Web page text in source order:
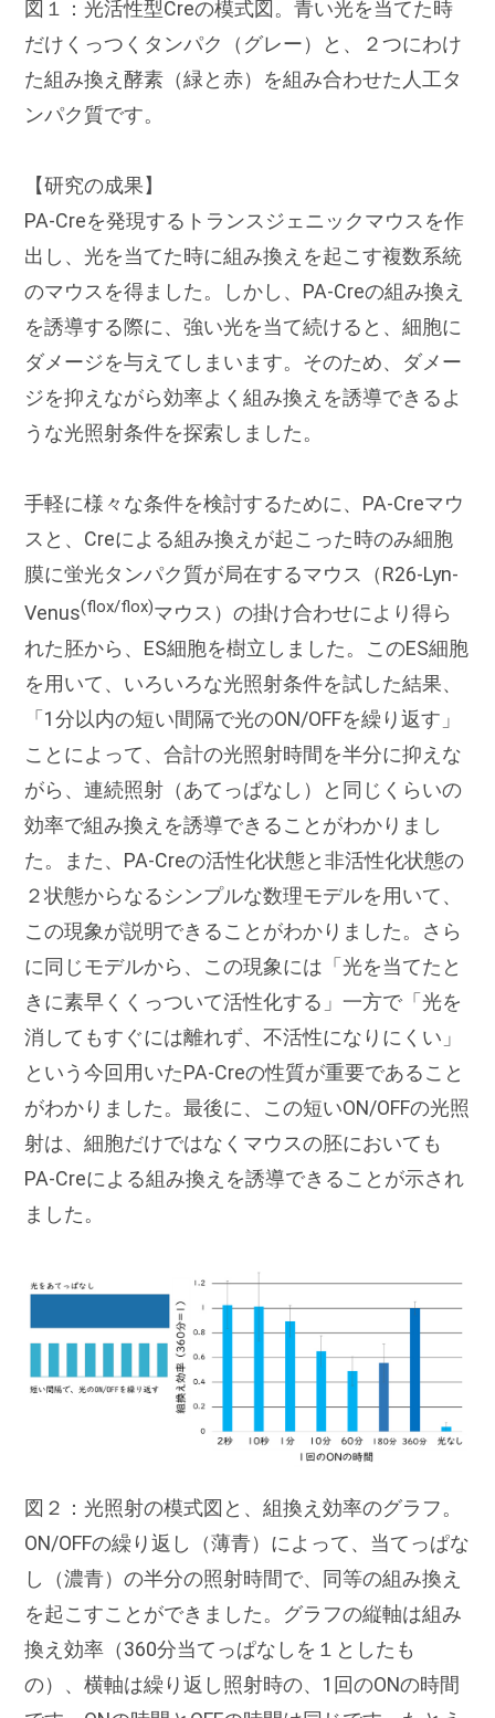
図１：光活性型Creの模式図。青い光を当てた時
だけくっつくタンパク（グレー）と、２つにわけ
た組み換え酵素（緑と赤）を組み合わせた人工タ
ンパク質です。
【研究の成果】
PA-Creを発現するトランスジェニックマウスを作
出し、光を当てた時に組み換えを起こす複数系統
のマウスを得ました。しかし、PA-Creの組み換え
を誘導する際に、強い光を当て続けると、細胞に
ダメージを与えてしまいます。そのため、ダメー
ジを抑えながら効率よく組み換えを誘導できるよ
うな光照射条件を探索しました。
手軽に様々な条件を検討するために、PA-Creマウ
スと、Creによる組み換えが起こった時のみ細胞
膜に蛍光タンパク質が局在するマウス（R26-Lyn-
Venus(flox/flox)マウス）の掛け合わせにより得ら
れた胚から、ES細胞を樹立しました。このES細胞
を用いて、いろいろな光照射条件を試した結果、
「1分以内の短い間隔で光のON/OFFを繰り返す」
ことによって、合計の光照射時間を半分に抑えな
がら、連続照射（あてっぱなし）と同じくらいの
効率で組み換えを誘導できることがわかりまし
た。また、PA-Creの活性化状態と非活性化状態の
２状態からなるシンプルな数理モデルを用いて、
この現象が説明できることがわかりました。さら
に同じモデルから、この現象には「光を当てたと
きに素早くくっついて活性化する」一方で「光を
消してもすぐには離れず、不活性になりにくい」
という今回用いたPA-Creの性質が重要であること
がわかりました。最後に、この短いON/OFFの光照
射は、細胞だけではなくマウスの胚においても
PA-Creによる組み換えを誘導できることが示され
ました。
図２：光照射の模式図と、組換え効率のグラフ。
ON/OFFの繰り返し（薄青）によって、当てっぱな
し（濃青）の半分の照射時間で、同等の組み換え
を起こすことができました。グラフの縦軸は組み
換え効率（360分当てっぱなしを１としたも
の）、横軸は繰り返し照射時の、1回のONの時間